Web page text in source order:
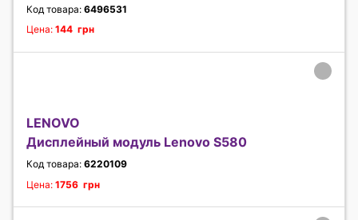
Код товара: 6496531
Цена: 144 грн
LENOVO
Дисплейный модуль Lenovo S580
Код товара: 6220109
Цена: 1756 грн